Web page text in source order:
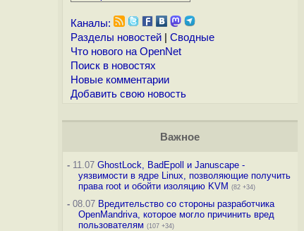
Каналы:
Разделы новостей| Сводные
Что нового на OpenNet
Поиск в новостях
Новые комментарии
Добавить свою новость
Важное
-11.07 GhostLock, BadEpoll и Januscape -
уязвимости в ядре Linux, позволяющие получить
права root и обойти изоляцию KVM (82 +34)
-08.07 Вредительство со стороны разработчика
OpenMandriva, которое могло причинить вред
пользователям (107 +34)